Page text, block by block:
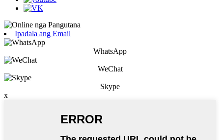
Ipadala ang Email
WhatsApp
WeChat
Skype
x